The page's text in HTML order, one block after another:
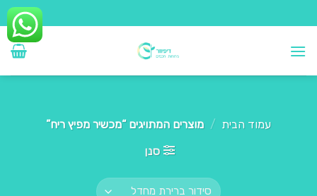
to
content
עמוד הבית / מוצרים המתויגים “מכשיר מפיץ ריח”
סנן